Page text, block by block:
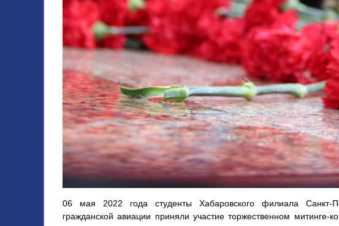
06 мая 2022 года студенты Хабаровского филиала Санкт-
гражданской авиации приняли участие торжественном